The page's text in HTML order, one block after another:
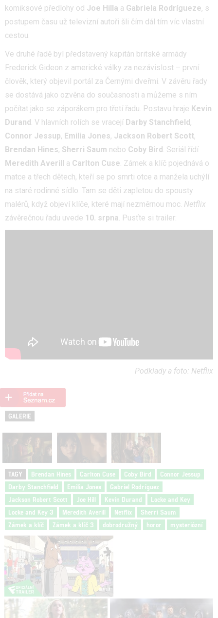
komiksové předlohy od Joe Hilla a Gabriela Rodrígueze, s
postupem času už televizní autoři šli čím dál tím víc vlastní
cestou.
Ve druhé řadě byl představený kapitán britské armády
Frederick Gideon z americké války za nezávislost – první
člověk, který objevil portál za Černými dveřmi. V závěru řady
se dostává jako ozvěna do současnosti a můžeme s ním
počítat jako se záporákem pro třetí řadu. Postavu hraje Kevin
Durand . V hlavních rolích se vracejí Darby Stanchfield ,
Connor Jessup, Emilia Jones, Jackson Robert Scott,
Brendan Hines, Sherri Saum nebo Coby Bird . Seriál řídí
Meredith Averill
a Carlton Cuse. Zámek a klíč pojednává o
matce a třech dětech, kteří se po smrti otce a manžela uchýlí
na staré rodinné sídlo. Tam se děti zapletou do spousty
malérů, když objeví klíče, které mají nezměrnou moc. Netflix
závěrečnou řadu uvede 10. srpna. Pusťte si trailer:
Podklady a foto: Netflix
GALERIE
TAGY Brendan Hines Carlton Cuse Coby Bird
Connor Jessup
Darby Stanchfield
Emilia Jones
Gabriel Rodríguez
Jackson Robert Scott
Joe Hill Kevin Durand
Locke and Key
Locke and Key 3
Meredith Averill Netflix
Sherri Saum
Zámek a klíč
Zámek a klíč 3 dobrodružný horor mysteriózní